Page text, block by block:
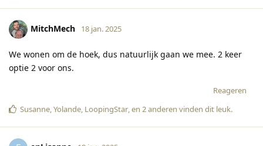
MitchMech 18 jan. 2025
We wonen om de hoek, dus natuurlijk gaan we mee. 2 keer
optie 2 voor ons.
Reageren
Susanne,Yolande, LoopingStar, en 2anderen vinden dit leuk.